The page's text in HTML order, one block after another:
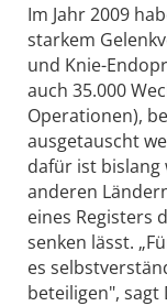
Im Jahr 2009
starkem
und Knie-
auch 35.000
Operationen),
ausgetauscht
dafür ist bislang
anderen
eines Registers
senken lässt.
es
beteiligen",